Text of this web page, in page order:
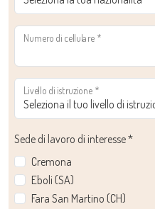
Numero di cellulare *
Livello di istruzione*
Sede di lavoro di interesse*
Cremona
Eboli (SA)
Fara San Martino (CH)